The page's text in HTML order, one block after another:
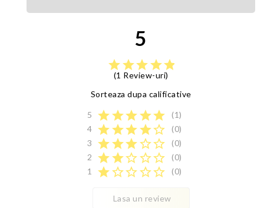
5
starstarstarstarstar
(1 Review-uri)
Sorteaza dupa calificative
5 starstarstarstarstar
(1)
4 starstarstarstarstar_border
(0)
3
starstarstarstar_borderstar_border
(0)
2
starstarstar_borderstar_borderstar_border
(0)
1
starstar_borderstar_borderstar_borderstar_border (0)
Lasa un review